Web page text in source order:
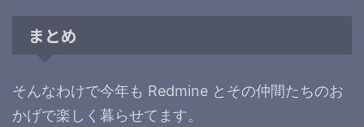
まとめ
そんなわけで今年も Redmine とその仲間たちのお
かげで楽しく暮らせてます。